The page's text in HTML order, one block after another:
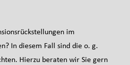
im
In diesem Fall sind die o. g.
Hierzu beraten wir Sie gern